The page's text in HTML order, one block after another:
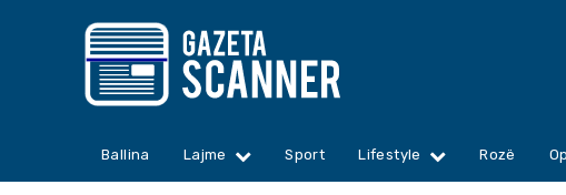
Ballina Lajme Sport Lifestyle Rozë